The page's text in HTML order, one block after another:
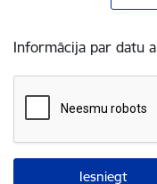
Informācija par datu